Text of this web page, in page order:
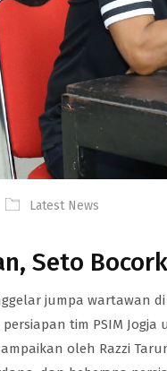
Latest News
Seto
jumpa wartawan
tim PSIM
oleh Razzi